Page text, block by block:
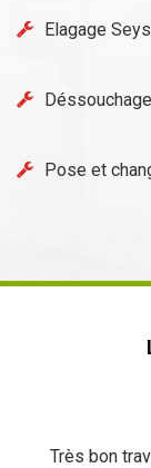
Elagage
Pose et
travail une